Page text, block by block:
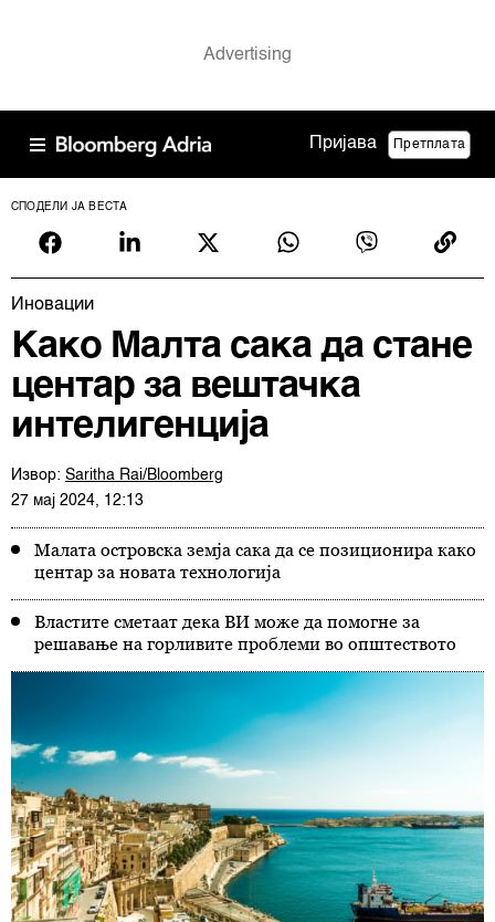
Пријава Претплата
СПОДЕЛИ ЈА ВЕСТА
Иновации
Како Малта сака да стане
центар за вештачка
интелигенција
Извор: Saritha Rai/Bloomberg
27 мај 2024, 12:13
Малата островска земја сака да се позиционира како
центар за новата технологија
Властите сметаат дека ВИ може да помогне за
решавање на горливите проблеми во општеството